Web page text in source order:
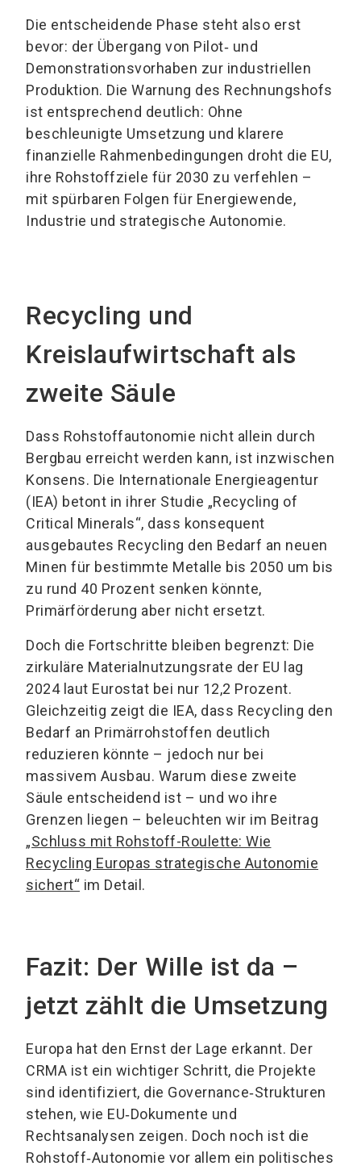
Die entscheidende Phase steht also erst
bevor: der Übergang von Pilot‑ und
Demonstrationsvorhaben zur industriellen
Produktion. Die Warnung des Rechnungshofs
ist entsprechend deutlich: Ohne
beschleunigte Umsetzung und klarere
finanzielle Rahmenbedingungen droht die EU,
ihre Rohstoffziele für 2030 zu verfehlen –
mit spürbaren Folgen für Energiewende,
Industrie und strategische Autonomie.
Recycling und
Kreislaufwirtschaft als
zweite Säule
Dass Rohstoffautonomie nicht allein durch
Bergbau erreicht werden kann, ist inzwischen
Konsens. Die Internationale Energieagentur
(IEA) betont in ihrer Studie „Recycling of
Critical Minerals“, dass konsequent
ausgebautes Recycling den Bedarf an neuen
Minen für bestimmte Metalle bis 2050 um bis
zu rund 40 Prozent senken könnte,
Primärförderung aber nicht ersetzt.
Doch die Fortschritte bleiben begrenzt: Die
zirkuläre Materialnutzungsrate der EU lag
2024 laut Eurostat bei nur 12,2 Prozent.
Gleichzeitig zeigt die IEA, dass Recycling den
Bedarf an Primärrohstoffen deutlich
reduzieren könnte – jedoch nur bei
massivem Ausbau. Warum diese zweite
Säule entscheidend ist – und wo ihre
Grenzen liegen – beleuchten wir im Beitrag
„Schluss mit Rohstoff-Roulette: Wie
Recycling Europas strategische Autonomie
sichert“ im Detail.
Fazit: Der Wille ist da –
jetzt zählt die Umsetzung
Europa hat den Ernst der Lage erkannt. Der
CRMA ist ein wichtiger Schritt, die Projekte
sind identifiziert, die Governance‑Strukturen
stehen, wie EU‑Dokumente und
Rechtsanalysen zeigen. Doch noch ist die
Rohstoff‑Autonomie vor allem ein politisches